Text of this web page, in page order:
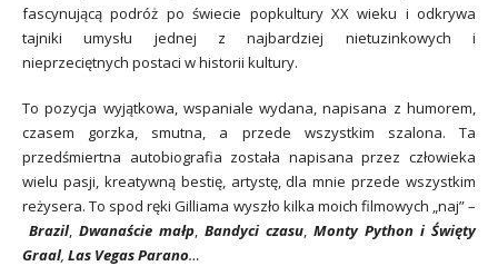
fascynującą podróż po świecie popkultury XX wieku i odkrywa
tajniki umysłu jednej z najbardziej nietuzinkowych i
nieprzeciętnych postaci w historii kultury.
To pozycja wyjątkowa, wspaniale wydana, napisana z humorem,
czasem gorzka, smutna, a przede wszystkim szalona. Ta
przedśmiertna autobiografia została napisana przez człowieka
wielu pasji, kreatywną bestię, artystę, dla mnie przede wszystkim
reżysera. To spod ręki Gilliama wyszło kilka moich filmowych „naj” –
Brazil, Dwanaście małp Bandyci czasu Monty Python i Święty
Graal, Las Vegas Parano…